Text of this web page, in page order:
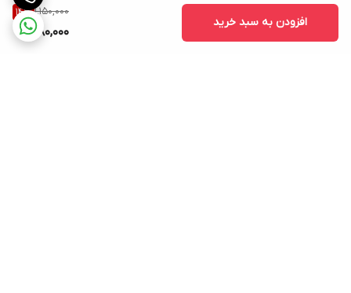
1,150,000
14%
980,000
افزودن به سبد خرید